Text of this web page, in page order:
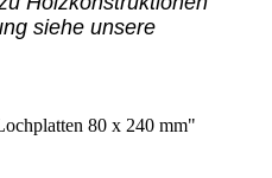
siehe unsere
80 x 240 mm"